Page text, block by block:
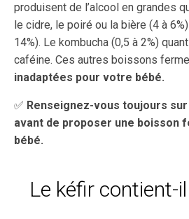
produisent de l’alcool en grandes
le cidre, le poiré ou la bière (4 à
14%). Le kombucha (0,5 à 2%)
caféine. Ces autres boissons
inadaptées pour votre bébé.
✅ Renseignez-vous toujours
avant de proposer une boisson
bébé.
Le kéfir contient-